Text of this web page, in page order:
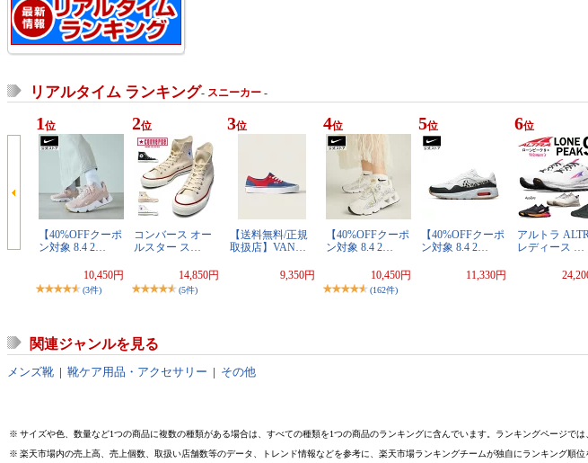
リアルタイム ランキング- スニーカー -
1 位
【40%OFFクーポ
ン対象 8.4 2…
10,450円
(3件)
2位
コンバース オー
ルスター ス…
14,850円
(5件)
3位
【送料無料/正規
取扱店】VAN…
9,350円
4位
【40%OFFクーポ
ン対象 8.4 2…
10,450円
(162件)
5位
【40%OFFクーポ
ン対象 8.4 2…
11,330円
6位
アルトラ
レディース …
関連ジャンルを見る
メンズ靴 | 靴ケア用品・アクセサリー | その他
※ サイズや色、数量など1つの商品に複数の種類がある場合は、すべての種類を1つの商品のランキングに含んでいます。ランキングページで
※ 楽天市場内の売上高、売上個数、取扱い店舗数等のデータ、トレンド情報などを参考に、楽天市場ランキングチームが独自にランキング